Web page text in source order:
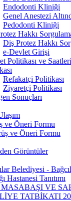
Endodonti Kliniği
Genel Anestezi
Pedodonti Kliniği
Hakkı
Diş Protez Hakkı
e-Devlet Girişi
Politikası ve
Refakatçi Politikası
Ziyaretçi Politikası
Sonuçları
ve Öneri Formu
ve Öneri Formu
Görüntüler
Belediyesi -
Hastanesi Tanıtımı
MASABAŞI VE
TATBİKATI